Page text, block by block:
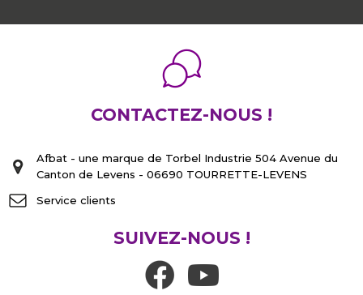
CONTACTEZ-NOUS !
Afbat - une marque de Torbel Industrie 504 Avenue du
Canton de Levens - 06690 TOURRETTE-LEVENS
Service clients
SUIVEZ-NOUS !